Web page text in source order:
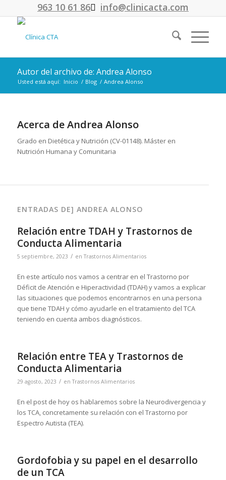
963 10 61 86 info@clinicacta.com
Autor del archivo de: Andrea Alonso
Usted está aquí: Inicio / Blog / Andrea Alonso
Acerca deAndrea Alonso
Grado en Dietética y Nutrición (CV-01148). Máster en
Nutrición Humana y Comunitaria
ENTRADAS DE] ANDREA ALONSO
Relación entre TDAH y Trastornos de
Conducta Alimentaria
5 septiembre, 2023 / enTrastornos Alimentarios
En este artículo nos vamos a centrar en el Trastorno por
Déficit de Atención e Hiperactividad (TDAH) y vamos a explicar
las situaciones que podemos encontrarnos en una persona
que tiene TDAH y cómo ayudarle en el tratamiento del TCA
teniendo en cuenta ambos diagnósticos.
Relación entre TEA y Trastornos de
Conducta Alimentaria
29 agosto, 2023 / enTrastornos Alimentarios
En el post de hoy os hablaremos sobre la Neurodivergencia y
los TCA, concretamente su relación con el Trastorno por
Espectro Autista (TEA).
Gordofobia y su papel en el desarrollo
de un TCA